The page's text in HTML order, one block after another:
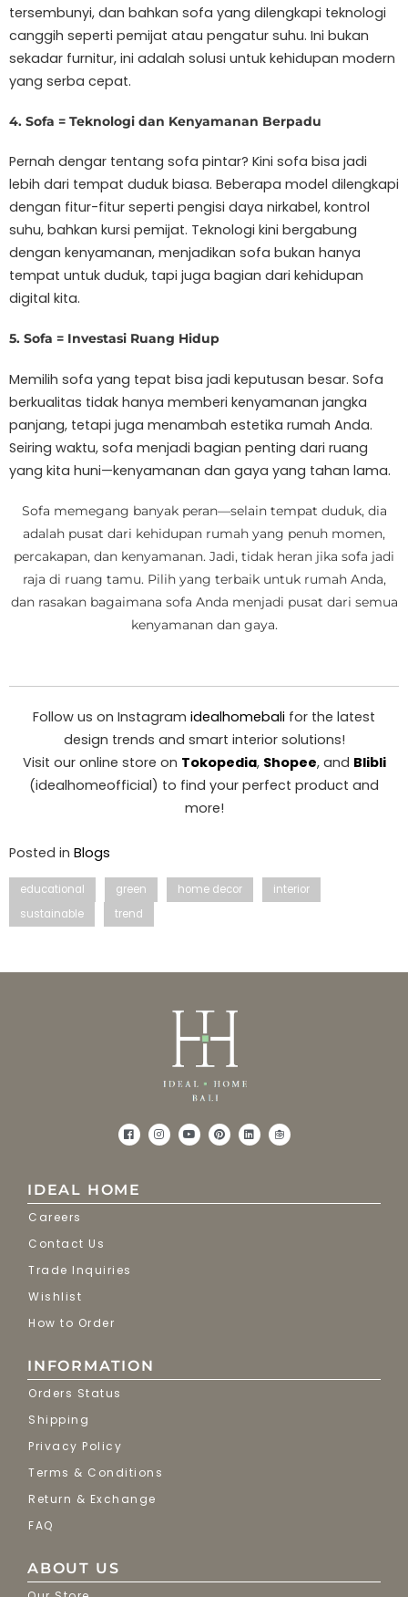
tersembunyi, dan bahkan sofa yang dilengkapi teknologi
canggih seperti pemijat atau pengatur suhu. Ini bukan
sekadar furnitur, ini adalah solusi untuk kehidupan modern
yang serba cepat.
4. Sofa = Teknologi dan Kenyamanan Berpadu
Pernah dengar tentang sofa pintar? Kini sofa bisa jadi
lebih dari tempat duduk biasa. Beberapa model dilengkapi
dengan fitur-fitur seperti pengisi daya nirkabel, kontrol
suhu, bahkan kursi pemijat. Teknologi kini bergabung
dengan kenyamanan, menjadikan sofa bukan hanya
tempat untuk duduk, tapi juga bagian dari kehidupan
digital kita.
5. Sofa = Investasi Ruang Hidup
Memilih sofa yang tepat bisa jadi keputusan besar. Sofa
berkualitas tidak hanya memberi kenyamanan jangka
panjang, tetapi juga menambah estetika rumah Anda.
Seiring waktu, sofa menjadi bagian penting dari ruang
yang kita huni—kenyamanan dan gaya yang tahan lama.
Sofa memegang banyak peran—selain tempat duduk, dia
adalah pusat dari kehidupan rumah yang penuh momen,
percakapan, dan kenyamanan. Jadi, tidak heran jika sofa jadi
raja di ruang tamu. Pilih yang terbaik untuk rumah Anda,
dan rasakan bagaimana sofa Anda menjadi pusat dari semua
kenyamanan dan gaya.
Follow us on Instagram idealhomebali for the latest
design trends and smart interior solutions!
Visit our online store on Tokopedia, Shopee, and Blibli
(idealhomeofficial) to find your perfect product and
more!
Posted in Blogs
educational green home decor
interior
sustainable
trend
IDEAL HOME
Careers
Contact Us
Trade Inquiries
Wishlist
How to Order
INFORMATION
Orders Status
Shipping
Privacy Policy
Terms & Conditions
Return & Exchange
FAQ
ABOUT US